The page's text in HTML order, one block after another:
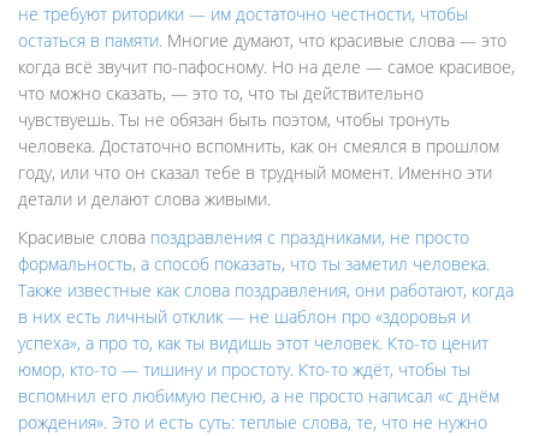
не требуют риторики — им достаточно честности, чтобы
остаться в памяти. Многие думают, что красивые слова — это
когда всё звучит по-пафосному. Но на деле — самое красивое,
что можно сказать, — это то, что ты действительно
чувствуешь. Ты не обязан быть поэтом, чтобы тронуть
человека. Достаточно вспомнить, как он смеялся в прошлом
году, или что он сказал тебе в трудный момент. Именно эти
детали и делают слова живыми.
Красивые слова поздравления с праздниками, не просто
формальность, а способ показать, что ты заметил человека.
Также известные как слова поздравления, они работают, когда
в них есть личный отклик — не шаблон про «здоровья и
успеха», а про то, как ты видишь этот человек. Кто-то ценит
юмор, кто-то — тишину и простоту. Кто-то ждёт, чтобы ты
вспомнил его любимую песню, а не просто написал «с днём
рождения». Это и есть суть: теплые слова, те, что не нужно